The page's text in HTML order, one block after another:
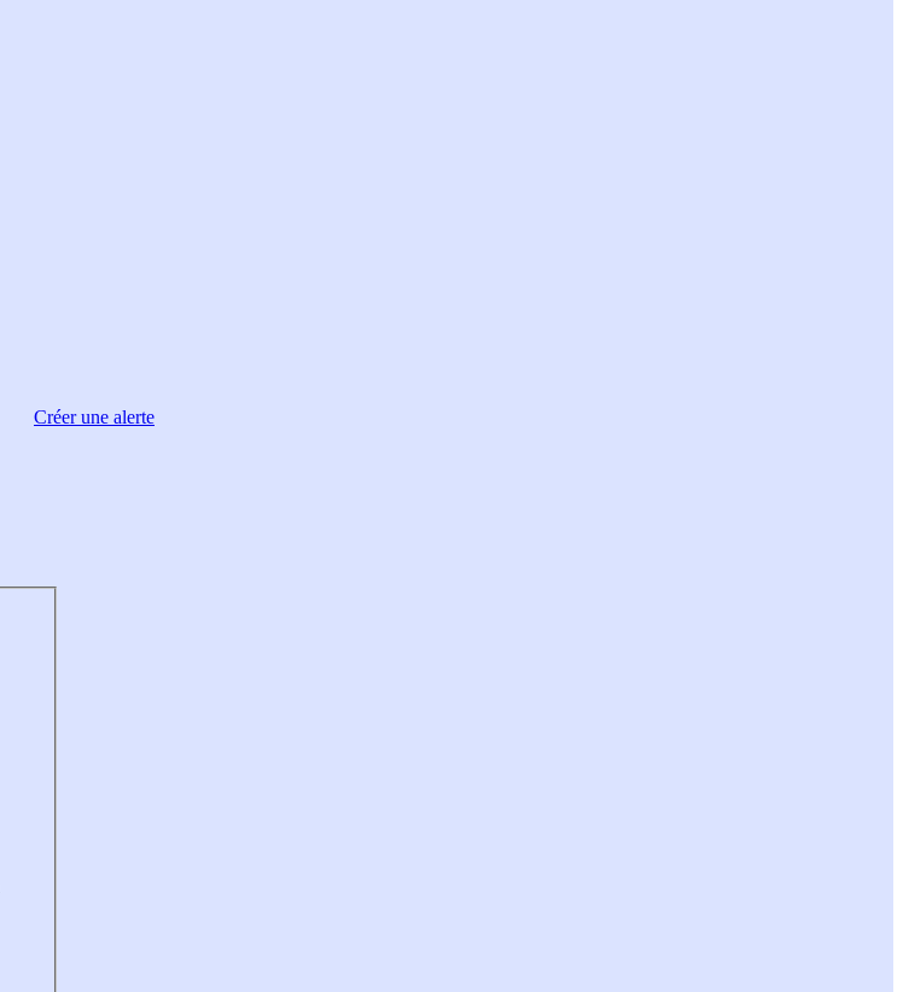
Créer une alerte